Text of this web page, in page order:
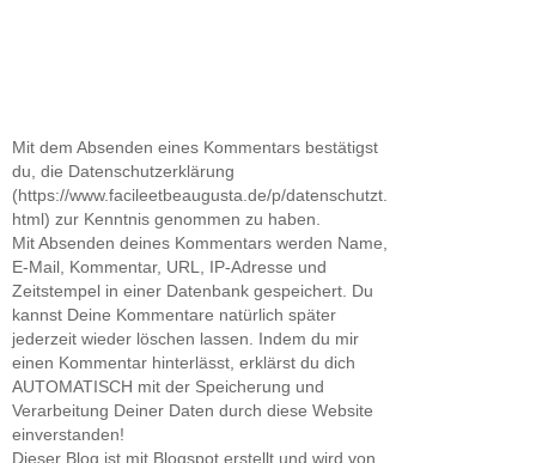
Mit dem Absenden eines Kommentars bestätigst
du, die Datenschutzerklärung
(https://www.facileetbeaugusta.de/p/datenschutzt.
html) zur Kenntnis genommen zu haben.
Mit Absenden deines Kommentars werden Name,
E-Mail, Kommentar, URL, IP-Adresse und
Zeitstempel in einer Datenbank gespeichert. Du
kannst Deine Kommentare natürlich später
jederzeit wieder löschen lassen. Indem du mir
einen Kommentar hinterlässt, erklärst du dich
AUTOMATISCH mit der Speicherung und
Verarbeitung Deiner Daten durch diese Website
einverstanden!
Dieser Blog ist mit Blogspot erstellt und wird von